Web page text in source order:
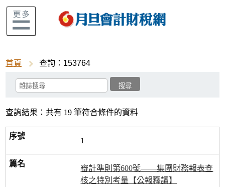
首頁 查詢：153764
查詢結果：共有 19 筆符合條件的資料
1
審計準則第600號——集團財務報表查
核之特別考量【公報釋讀】